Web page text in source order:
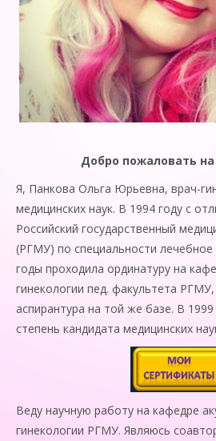
Добро пожаловать
Я, Панкова Ольга Юрьевна, врач-
медицинских наук. В 1994 году с
Российский государственный
(РГМУ) по специальности лечебное
годы проходила ординатуру на
гинекологии пед. факультета
аспирантура на той же базе. В
степень кандидата медицинских
Веду научную работу на кафедре
гинекологии РГМУ. Являюсь